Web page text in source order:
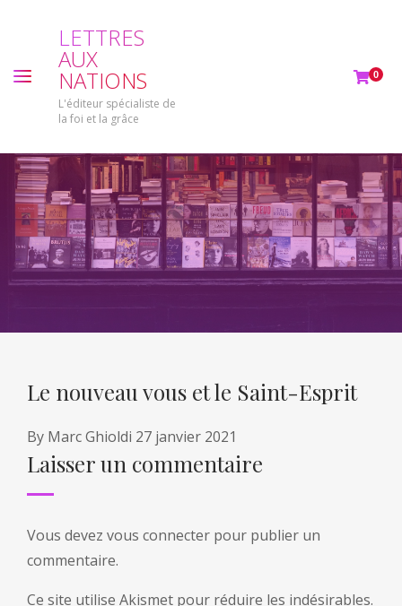
LETTRES
AUX
NATIONS
L'éditeur spécialiste de
la foi et la grâce
0
Le nouveau vous et le Saint-Esprit
By Marc Ghioldi 27 janvier 2021
Laisser un commentaire
Vous devez vous connecter pour publier un
commentaire.
Ce site utilise Akismet pour réduire les indésirables.